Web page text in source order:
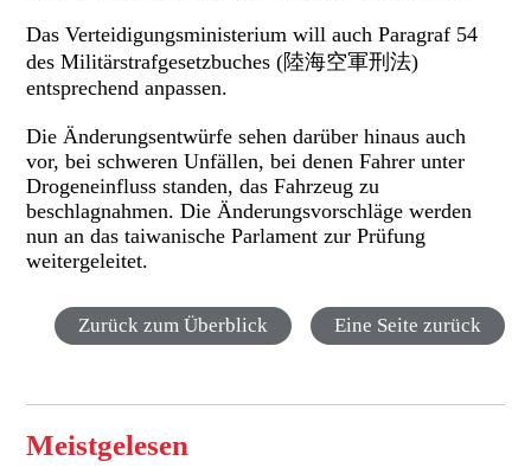
Das Verteidigungsministerium will auch Paragraf 54
des Militärstrafgesetzbuches (陸海空軍刑法)
entsprechend anpassen.
Die Änderungsentwürfe sehen darüber hinaus auch
vor, bei schweren Unfällen, bei denen Fahrer unter
Drogeneinfluss standen, das Fahrzeug zu
beschlagnahmen. Die Änderungsvorschläge werden
nun an das taiwanische Parlament zur Prüfung
weitergeleitet.
Zurück zum Überblick Eine Seite zurück
Meistgelesen